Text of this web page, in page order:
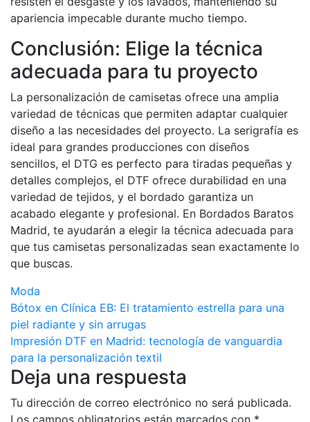
apariencia impecable durante mucho tiempo.
Conclusión: Elige la técnica
adecuada para tu proyecto
La personalización de camisetas ofrece una amplia
variedad de técnicas que permiten adaptar cualquier
diseño a las necesidades del proyecto. La serigrafía es
ideal para grandes producciones con diseños
sencillos, el DTG es perfecto para tiradas pequeñas y
detalles complejos, el DTF ofrece durabilidad en una
variedad de tejidos, y el bordado garantiza un
acabado elegante y profesional. En Bordados Baratos
Madrid, te ayudarán a elegir la técnica adecuada para
que tus camisetas personalizadas sean exactamente lo
que buscas.
Moda
Navegación
de
entradas
Bótox en Clínica EB: El tratamiento estrella para una
piel radiante y sin arrugas
Impresión DTF en Madrid: tecnología de vanguardia
para la personalización textil
Deja una respuesta
Tu dirección de correo electrónico no será publicada.
Los campos obligatorios están marcados con *